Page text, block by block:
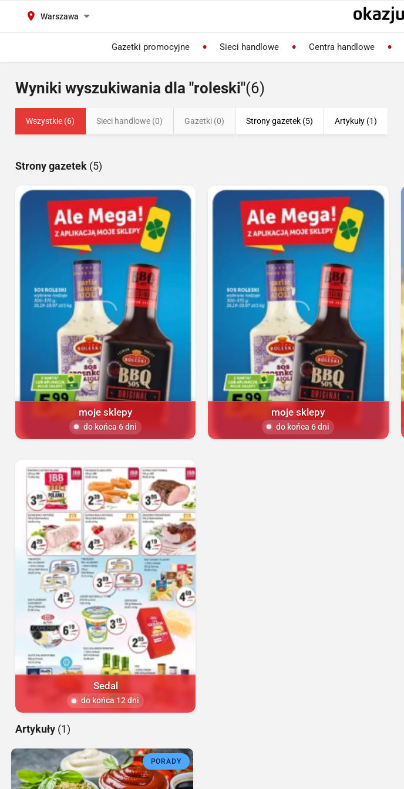
Warszawa
Gazetki promocyjne Sieci handlowe Centra handlowe
Wyniki wyszukiwania dla "roleski"(6)
Wszystkie (6) Sieci handlowe (0) Gazetki (0) Strony gazetek (5) Artykuły (1)
Strony gazetek (5)
moje sklepy
do końca 6 dni
moje sklepy
do końca 6 dni
Sedal
do końca 12 dni
Artykuły (1)
PORADY